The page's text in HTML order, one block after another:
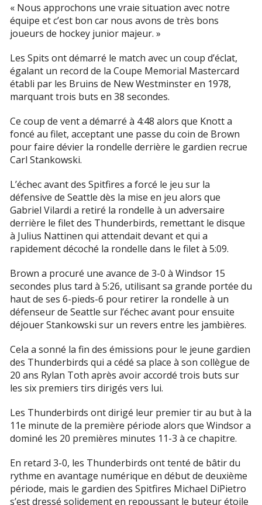
« Nous approchons une vraie situation avec notre
équipe et c’est bon car nous avons de très bons
joueurs de hockey junior majeur. »
Les Spits ont démarré le match avec un coup d’éclat,
égalant un record de la Coupe Memorial Mastercard
établi par les Bruins de New Westminster en 1978,
marquant trois buts en 38 secondes.
Ce coup de vent a démarré à 4:48 alors que Knott a
foncé au filet, acceptant une passe du coin de Brown
pour faire dévier la rondelle derrière le gardien recrue
Carl Stankowski.
L’échec avant des Spitfires a forcé le jeu sur la
défensive de Seattle dès la mise en jeu alors que
Gabriel Vilardi a retiré la rondelle à un adversaire
derrière le filet des Thunderbirds, remettant le disque
à Julius Nattinen qui attendait devant et qui a
rapidement décoché la rondelle dans le filet à 5:09.
Brown a procuré une avance de 3-0 à Windsor 15
secondes plus tard à 5:26, utilisant sa grande portée du
haut de ses 6-pieds-6 pour retirer la rondelle à un
défenseur de Seattle sur l’échec avant pour ensuite
déjouer Stankowski sur un revers entre les jambières.
Cela a sonné la fin des émissions pour le jeune gardien
des Thunderbirds qui a cédé sa place à son collègue de
20 ans Rylan Toth après avoir accordé trois buts sur
les six premiers tirs dirigés vers lui.
Les Thunderbirds ont dirigé leur premier tir au but à la
11e minute de la première période alors que Windsor a
dominé les 20 premières minutes 11-3 à ce chapitre.
En retard 3-0, les Thunderbirds ont tenté de bâtir du
rythme en avantage numérique en début de deuxième
période, mais le gardien des Spitfires Michael DiPietro
s’est dressé solidement en repoussant le buteur étoile